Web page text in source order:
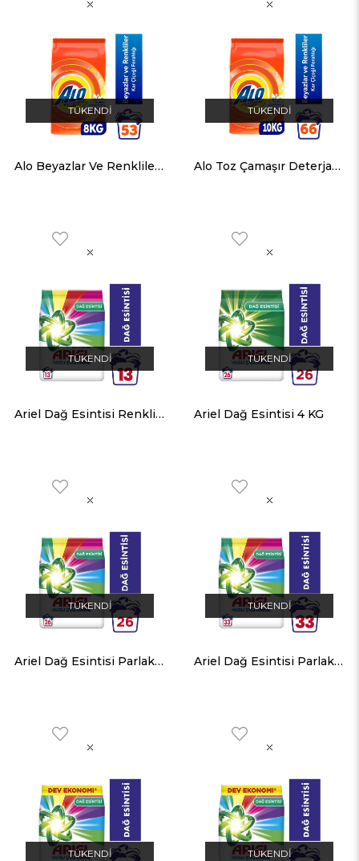
TÜKENDI
Alo Beyazlar Ve Renkliler Toz Deterjan 8 KG
TÜKENDI
Alo Toz Çamaşır Deterjanı 10 KG
TÜKENDI
Ariel Dağ Esintisi Renkli AquaPudra Çamaşır Deterjanı 2 KG
TÜKENDI
Ariel Dağ Esintisi 4 KG
TÜKENDI
Ariel Dağ Esintisi Parlak Renkler 4 KG
TÜKENDI
Ariel Dağ Esintisi Parlak Renkler 5 KG
TÜKENDI TÜKENDI